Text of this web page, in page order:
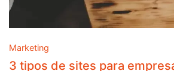
Marketing
3 tipos de sites para